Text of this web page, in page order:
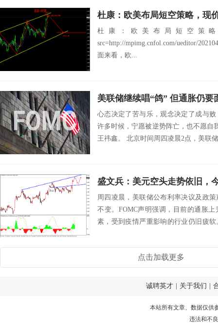
杜康：欧美布局短空策略，现
杜康：欧美布局短空策略
src=http://mpimg.cnfol.com/ueditor/
面来看，欧...
美联储继续唱“鸽” 但通胀仍要
心态决定了苦与乐，观念决定了成与
许多时候，宁愿被逆势阵亡，也不愿自
王祎鑫。 北京时间周四凌晨2点，美联
盛文兵：美元空头走势依旧，
周四凌晨，美联储公布利率决议及政
不变。FOMC声明强调，目前的通胀
素，受到疫情严重影响的行业仍旧疲
点击加载更多
诚聘英才 关于我们
本站所有文章、数据仅供
违法和不